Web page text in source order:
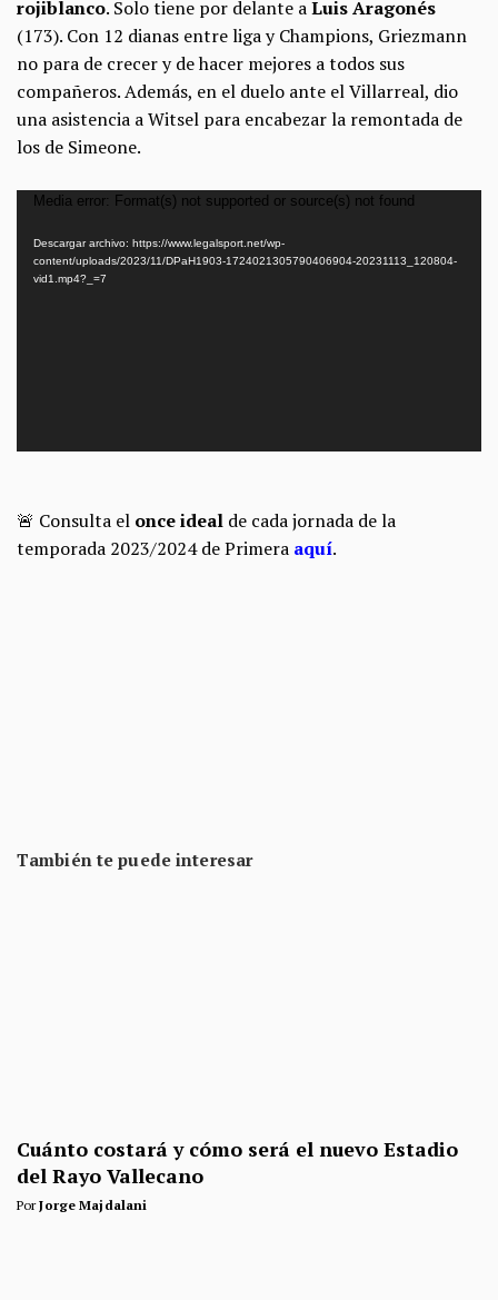
rojiblanco. Solo tiene por delante aLuis Aragonés
(173). Con 12 dianas entre liga y Champions, Griezmann
no para de crecer y de hacer mejores a todos sus
compañeros. Además, en el duelo ante el Villarreal, dio
una asistencia a Witsel para encabezar la remontada de
los de Simeone.
Reproductor
vídeo
Media error: Format(s) not supported or source(s) not found
Descargar archivo: https://www.legalsport.net/wp-
content/uploads/2023/11/DPaH1903-1724021305790406904-20231113_120804-
vid1.mp4?_=7
🚨 Consulta el once ideal de cada jornada de la
temporada 2023/2024 de Primera aquí.
También te puede interesar
Cuánto costará y cómo será el nuevo Estadio
del Rayo Vallecano
PorJorge Majdalani